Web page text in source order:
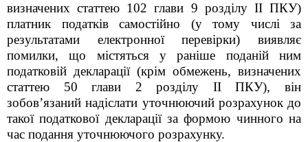
визначених статтею 102 глави 9 розділу ІІ ПКУ)
платник податків самостійно (у тому числі за
результатами електронної перевірки) виявляє
помилки, що містяться у раніше поданій ним
податковій декларації (крім обмежень, визначених
статтею 50 глави 2 розділу ІІ ПКУ), він
зобов’язаний надіслати уточнюючий розрахунок до
такої податкової декларації за формою чинного на
час подання уточнюючого розрахунку.